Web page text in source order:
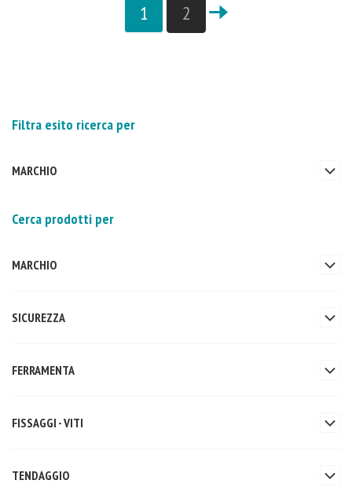
1 2
Filtra esito ricerca per
MARCHIO
Cerca prodotti per
MARCHIO
SICUREZZA
FERRAMENTA
FISSAGGI - VITI
TENDAGGIO